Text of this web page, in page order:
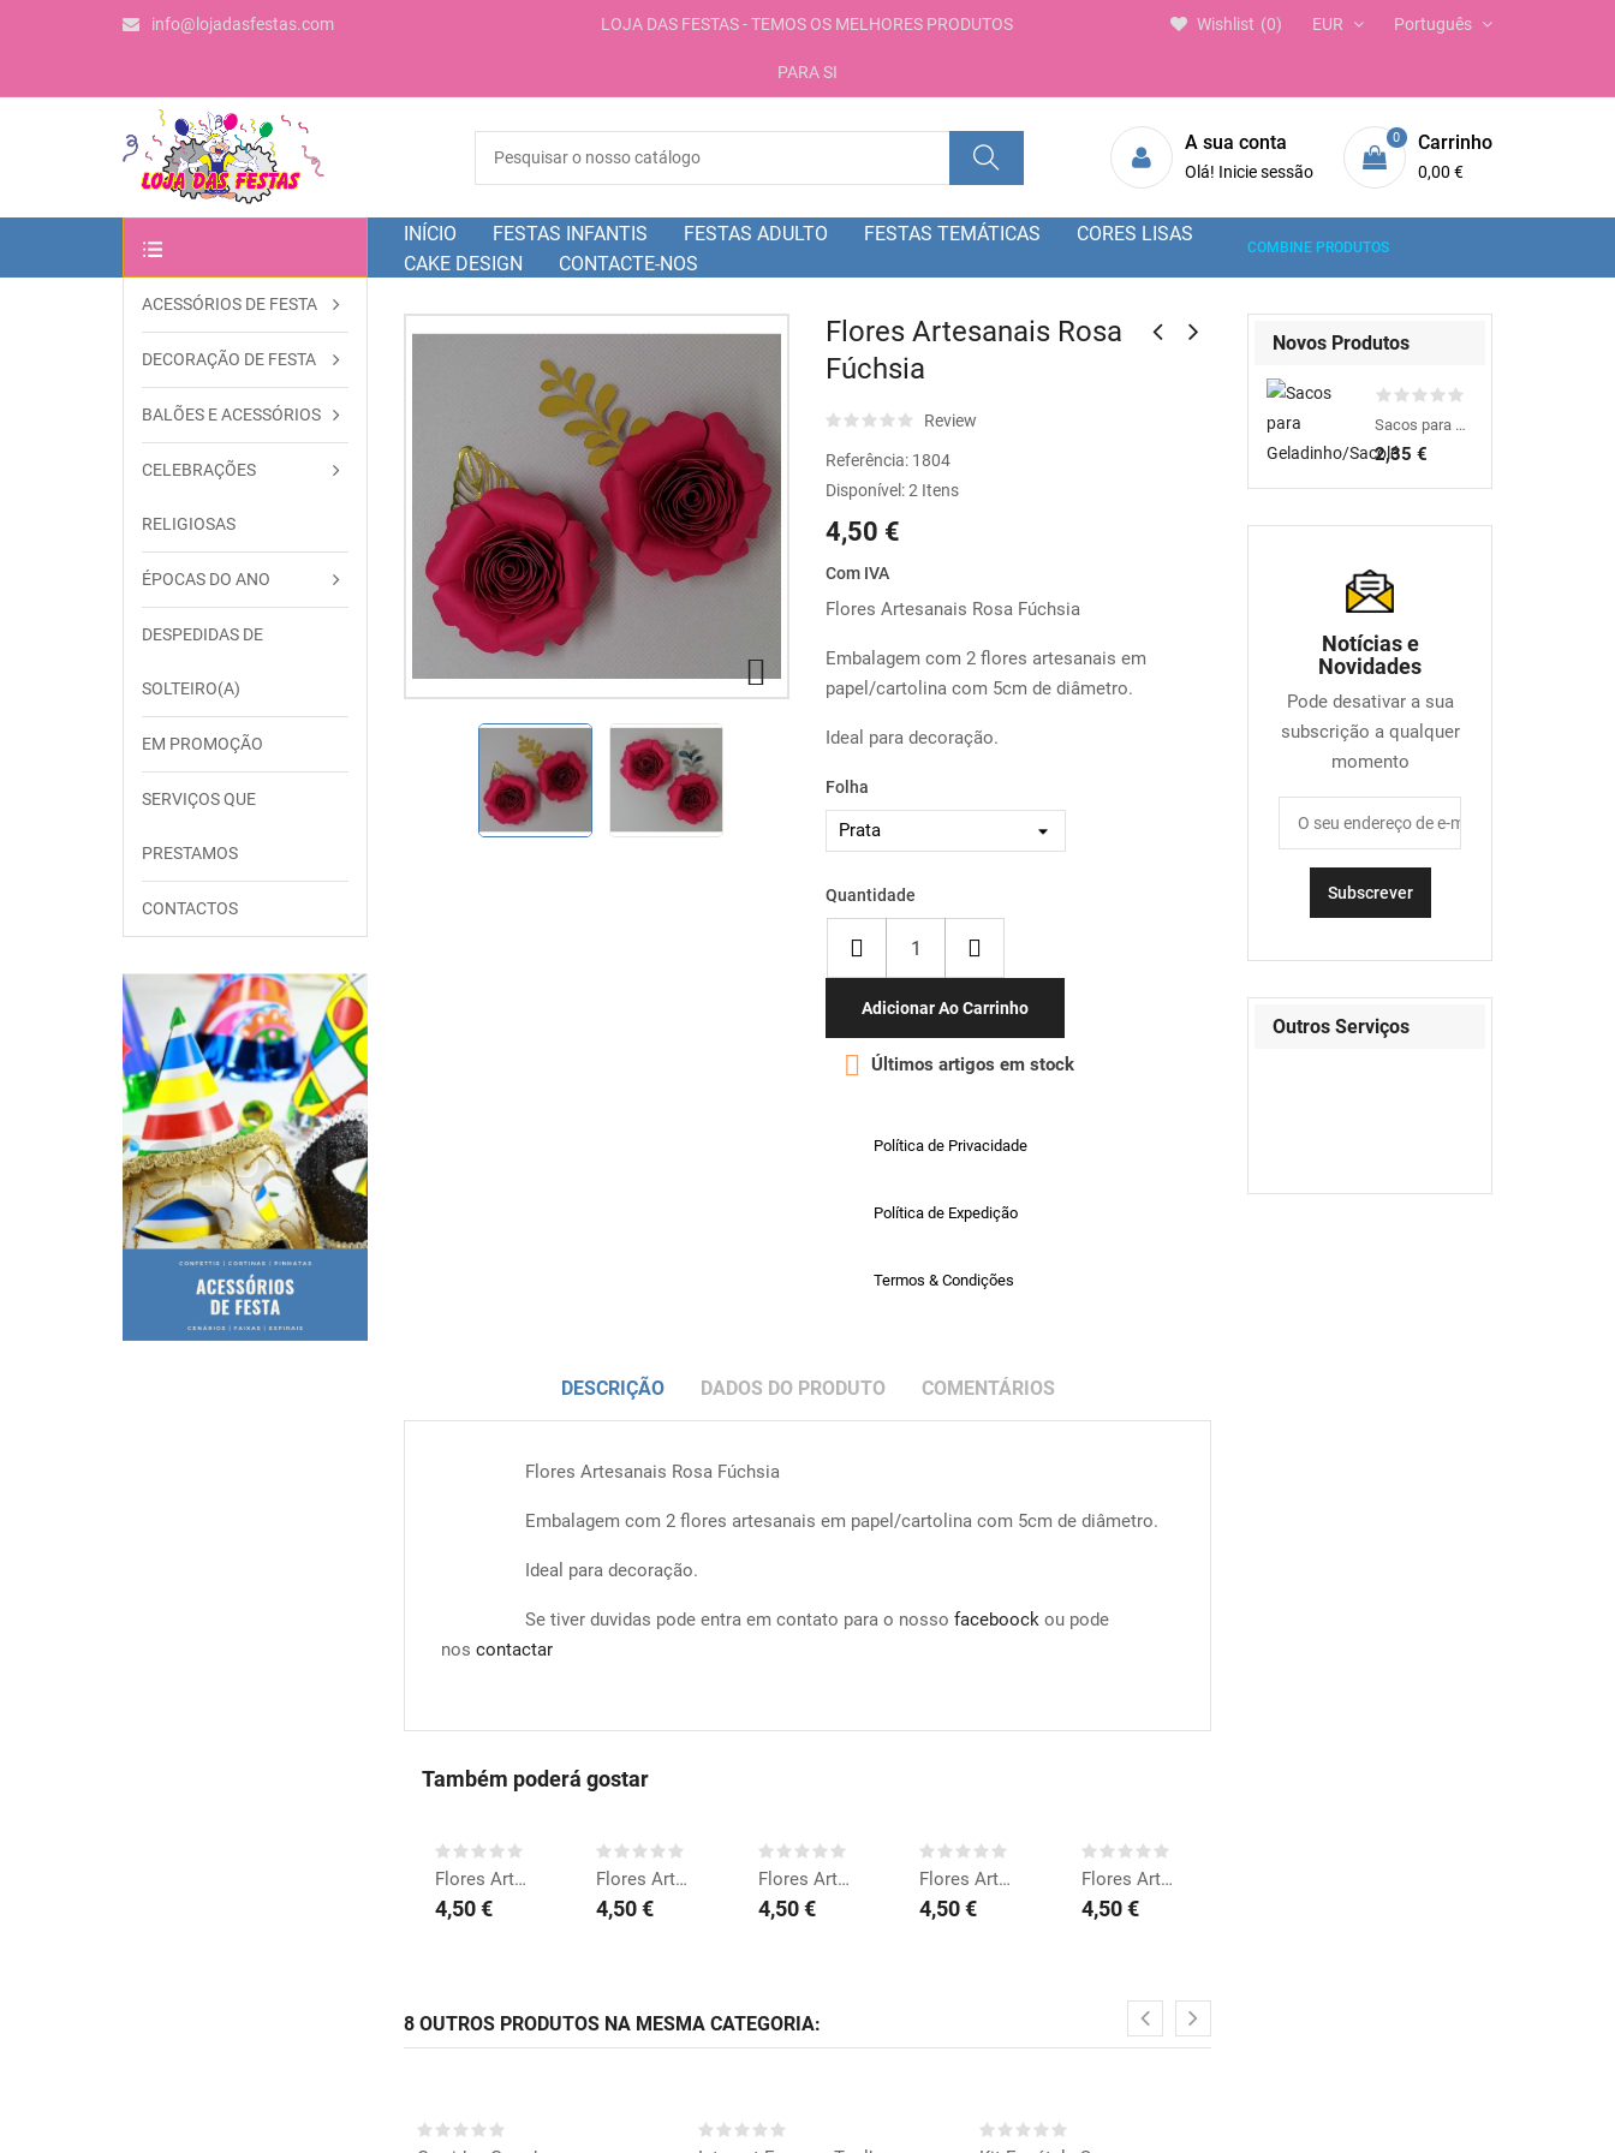
info@lojadasfestas.com LOJA DAS FESTAS - TEMOS OS MELHORES PRODUTOS
PARA SI
Português
EUR
Wishlist 0
A sua conta
Olá! Inicie sessão
0 Carrinho
0,00 €
INÍCIO FESTAS INFANTIS FESTAS ADULTO FESTAS TEMÁTICAS
CORES LISAS
CAKE DESIGN
CONTACTE-NOS
COMBINE PRODUTOS
OUTRAS CATEGORIAS
ACESSÓRIOS DE FESTA
DECORAÇÃO DE FESTA
BALÕES E ACESSÓRIOS
CELEBRAÇÕES
RELIGIOSAS
ÉPOCAS DO ANO
DESPEDIDAS DE
SOLTEIRO(A)
EM PROMOÇÃO
SERVIÇOS QUE
PRESTAMOS
CONTACTOS

Flores Artesanais Rosa
Fúchsia
Review
Referência: 1804
Disponível:2 Itens
4,50 €
Com IVA
Flores Artesanais Rosa Fúchsia
Embalagem com 2 flores artesanais em
papel/cartolina com 5cm de diâmetro.
Ideal para decoração.
Folha
Quantidade
Adicionar Ao Carrinho
 Últimos artigos em stock
Política de Privacidade
Política de Expedição
Termos & Condições
DESCRIÇÃO DADOS DO PRODUTO COMENTÁRIOS
Flores Artesanais Rosa Fúchsia
Embalagem com 2 flores artesanais em papel/cartolina com 5cm de diâmetro.
Ideal para decoração.
Se tiver duvidas pode entra em contato para o nosso faceboock ou pode
nos contactar
Também poderá gostar
Flores Artesanais Rosa...
4,50 €
Flores Artesanais...
4,50 €
Flores Artesanais Ouro...
4,50 €
Flores Artesanais...
4,50 €
Flores Artesanais Rosa...
4,50 €
8 OUTROS PRODUTOS NA MESMA CATEGORIA:
Novos Produtos
Sacos para Geladinho/Sacolé
2,35 €
Notícias e
Novidades
Pode desativar a sua
subscrição a qualquer
momento
Outros Serviços